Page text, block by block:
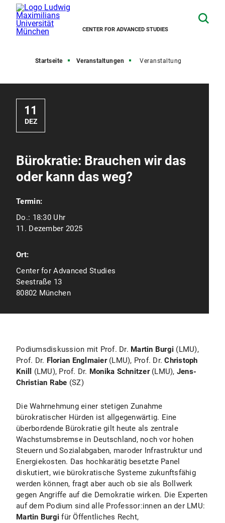
CENTER FOR ADVANCED STUDIES
Startseite Veranstaltungen Veranstaltung
11
DEZ
Bürokratie: Brauchen wir das
oder kann das weg?
Termin:
Do.: 18:30 Uhr
11. Dezember 2025
Ort:
Center for Advanced Studies
Seestraße 13
80802 München
Podiumsdiskussion mit Prof. Dr. Martin Burgi (LMU),
Prof. Dr. Florian Englmaier (LMU), Prof. Dr.Christoph
Knill (LMU), Prof. Dr. Monika Schnitzer (LMU), Jens-
Christian Rabe (SZ)
Die Wahrnehmung einer stetigen Zunahme
bürokratischer Hürden ist allgegenwärtig. Eine
überbordende Bürokratie gilt heute als zentrale
Wachstumsbremse in Deutschland, noch vor hohen
Steuern und Sozialabgaben, maroder Infrastruktur und
Energiekosten. Das hochkarätig besetzte Panel
diskutiert, wie bürokratische Systeme zukunftsfähig
werden können, fragt aber auch ob sie als Bollwerk
gegen Angriffe auf die Demokratie wirken. Die Experten
auf dem Podium sind alle Professor:innen an der LMU:
Martin Burgi für Öffentliches Recht,